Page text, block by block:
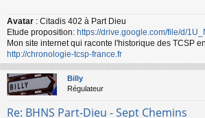
l
u
Avatar : Citadis 402 à Part Dieu
Etude proposition: https://drive.google.com/file/d/
Mon site internet qui raconte l'historique des TCSP
http://chronologie-tcsp-france.fr
Billy
Régulateur
Re: BHNS Part-Dieu - Sept Chemins